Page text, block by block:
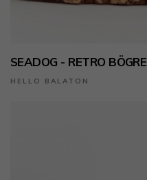
SEADOG - RETRO BÖGRE
HELLO BALATON